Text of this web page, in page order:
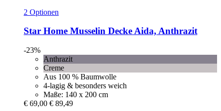
2 Optionen
Star Home Musselin Decke Aida, Anthrazit
-23%
Anthrazit
Creme
Aus 100 % Baumwolle
4-lagig & besonders weich
Maße: 140 x 200 cm
€ 69,00 € 89,49